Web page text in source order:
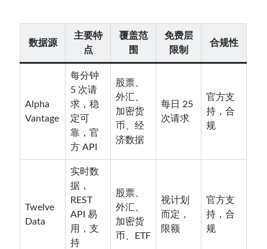
数据源
主要特
点
覆盖范
围
免费层
限制
合规性
Alpha
Vantage
每分钟
5 次请
求，稳
定可
靠，官
方 API
股票、
外汇、
加密货
币、经
济数据
每日 25
次请求
官方支
持，合
规
Twelve
Data
实时数
据，
REST
API 易
用，支
持
股票、
外汇、
加密货
币、ETF
视计划
而定，
限额
官方支
持，合
规